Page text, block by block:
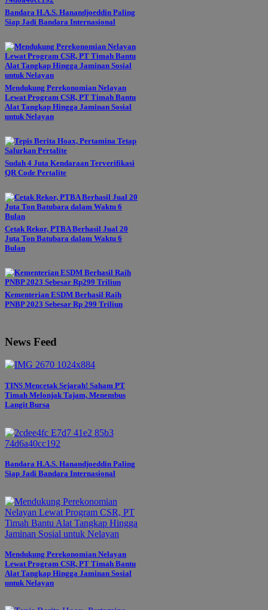
Bandara H.A.S. Hanandjoeddin Paling
Siap Jadi Bandara Internasional
Mendukung Perekonomian Nelayan
Lewat Program CSR, PT Timah Bantu
Alat Tangkap Hingga Jaminan Sosial
untuk Nelayan
Sudah 4 Juta Kendaraan Terverifikasi
QR Code Pertalite
Cetak Rekor, PTBA Berhasil Jual 20
Juta Ton Batubara dalam Waktu 6
Bulan
Kementerian ESDM Berhasil Raih
PNBP 2023 Sebesar Rp 299 Triliun
News Feed
TINS Mencetak Sejarah! Saham PT
Timah Melonjak Tajam, Menembus
Langit Bursa
Bandara H.A.S. Hanandjoeddin Paling
Siap Jadi Bandara Internasional
Mendukung Perekonomian Nelayan
Lewat Program CSR, PT Timah Bantu
Alat Tangkap Hingga Jaminan Sosial
untuk Nelayan